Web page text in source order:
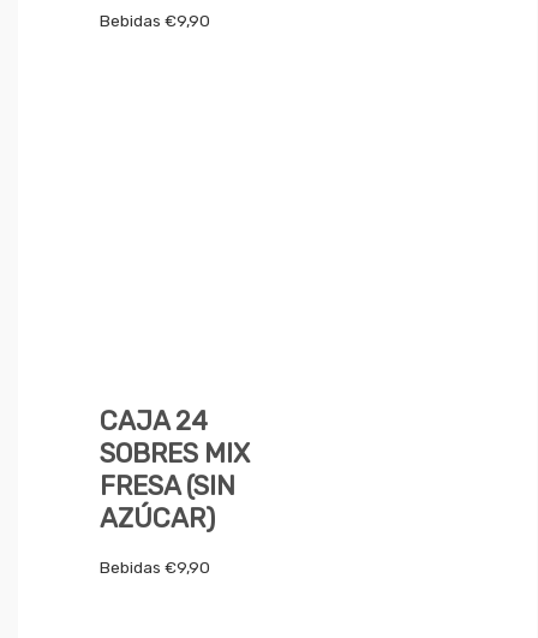
Bebidas €9,90
CAJA 24
SOBRES MIX
FRESA (SIN
AZÚCAR)
Bebidas €9,90